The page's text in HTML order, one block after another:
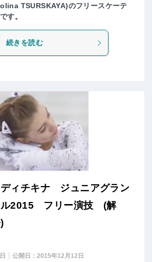
TSURSKAYA)のフリースケーテ
す。
続きを読む
ディチキナ ジュニアグラン
ル2015 フリー演技 (解
公開日： 2015年12月12日